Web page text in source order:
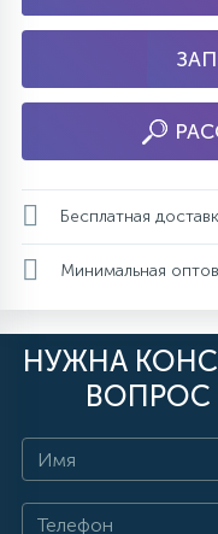
Бесплатная
Минимальная
НУЖНА
ВОПРОС